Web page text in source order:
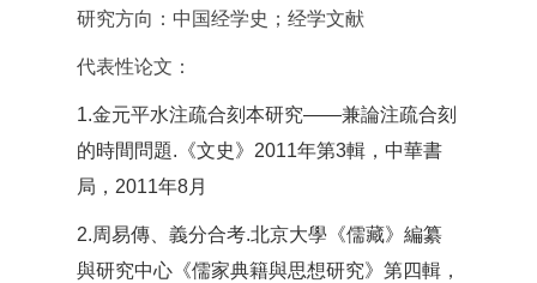
研究方向：中国经学史；经学文献
代表性论文：
1.金元平水注疏合刻本研究——兼論注疏合刻
的時間問題.《文史》2011年第3輯，中華書
局，2011年8月
2.周易傳、義分合考.北京大學《儒藏》編纂
與研究中心《儒家典籍與思想研究》第四輯，